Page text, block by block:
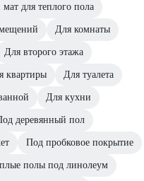
для теплого пола
Для комнаты
Для второго этажа
квартиры Для туалета
Для кухни
деревянный пол
Под пробковое покрытие
полы под линолеум